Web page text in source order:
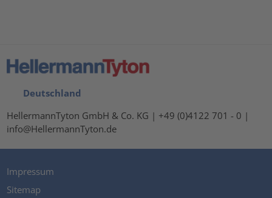
Deutschland
HellermannTyton GmbH & Co. KG | +49 (0)4122 701 - 0 |
info@HellermannTyton.de
Impressum
Sitemap